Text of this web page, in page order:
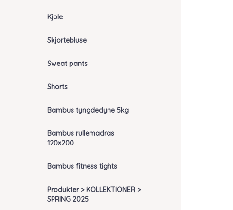
Kjole
Skjortebluse
Sweat pants
Shorts
Bambus tyngdedyne 5kg
Bambus rullemadras
120×200
Bambus fitness tights
Produkter > KOLLEKTIONER >
SPRING 2025